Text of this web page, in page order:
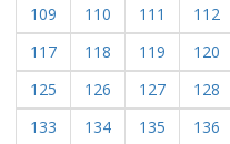
109
110 111 112
117
118 119 120
125
126 127 128
133
134 135 136